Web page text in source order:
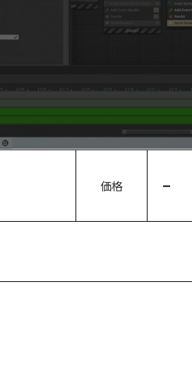
価格 -